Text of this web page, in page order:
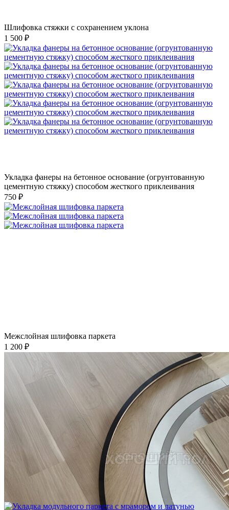
Шлифовка стяжки с сохранением уклона
1 500 ₽
Укладка фанеры на бетонное основание (огрунтованную
цементную стяжку) способом жесткого приклеивания
750 ₽
Межслойная шлифовка паркета
1 200 ₽
Устройство криволинейного бордюра в паркете